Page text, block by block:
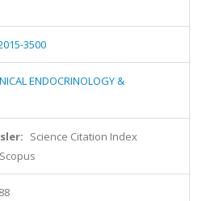
3500
ENDOCRINOLOGY &
Science Citation Index